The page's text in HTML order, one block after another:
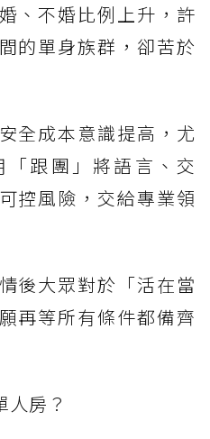
、不婚比例上升，許
的單身族群，卻苦於
全成本意識提高，尤
跟團」將語言、交
控風險，交給專業領
後大眾對於「活在當
再等所有條件都備齊
人房？